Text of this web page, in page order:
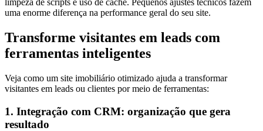
limpeza de scripts e uso de cache. Pequenos ajustes técnicos fazem
uma enorme diferença na performance geral do seu site.
Transforme visitantes em leads com
ferramentas inteligentes
Veja como um site imobiliário otimizado ajuda a transformar
visitantes em leads ou clientes por meio de ferramentas:
1. Integração com CRM: organização que gera
resultado